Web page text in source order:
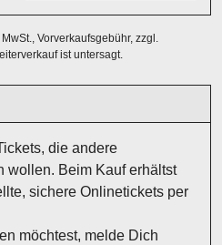
Vorverkaufsgebühr, zzgl.
ist untersagt.
die andere
wollen. Beim Kauf erhältst
sichere Onlinetickets per
möchtest, melde Dich